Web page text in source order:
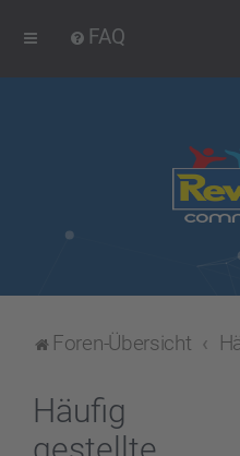
FAQ
Foren-Übersicht
Häufig